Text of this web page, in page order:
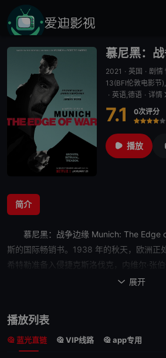
慕尼黑：
2021 · 英国 · 剧情
13(BFI伦敦电影
· 英语,德语 · 详情
7.1 0次评分
很差
较差
还行推荐力荐
播放
简介
慕尼黑：战争边缘 Munich: The Edge
斯的国际畅销书。1938 年的秋天，欧洲正
希特勒准备入侵捷克斯洛伐克，内维尔·张
方案。眼见局势升温，英国公务员休·莱格特
下，战争能否避免？如果可以，需要付出什
 展开
播放列表
蓝光直链 VIP线路 app专用